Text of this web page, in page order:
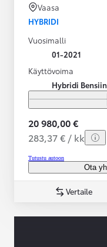
Vaasa
HYBRIDI
Vuosimalli
01-2021
Käyttövoima
Hybridi
20 980,00 €
283,37 € / kk
Tutustu autoon
Ota
Vertaile